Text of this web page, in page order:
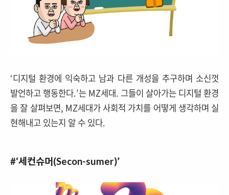
‘디지털 환경에 익숙하고 남과 다른 개성을 추구하며 소신껏
발언하고 행동한다.’는 MZ세대. 그들이 살아가는 디지털 환경
을 잘 살펴보면, MZ세대가 사회적 가치를 어떻게 생각하며 실
현해내고 있는지 알 수 있다.
#‘세컨슈머(Secon-sumer)’